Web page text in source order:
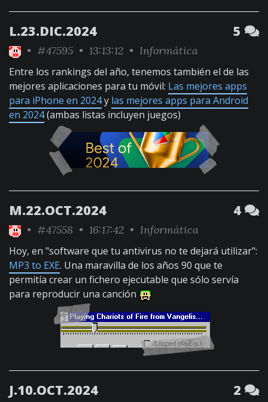
L.23.DIC.2024 5
• #47595 • 13:13:12 • Informática
Entre los rankings del año, tenemos también el de las
mejores aplicaciones para tu móvil: Las mejores apps
para iPhone en 2024y las mejores apps para Android
en 2024(ambas listas incluyen juegos)
M.22.OCT.2024 4
• #47558 • 16:17:42 • Informática
Hoy, en "software que tu antivirus no te dejará utilizar":
MP3 to EXE. Una maravilla de los años 90 que te
permitía crear un fichero ejecutable que sólo servía
para reproducir una canción
J.10.OCT.2024 2